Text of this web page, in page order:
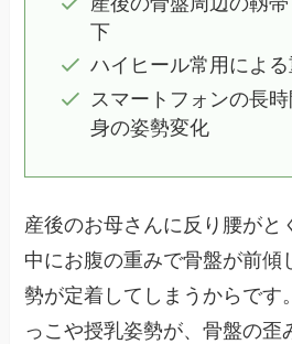
下
ハイヒール常用によ
スマートフォンの長
身の姿勢変化
産後のお母さんに反り腰がと
中にお腹の重みで骨盤が前傾
勢が定着してしまうからです
っこや授乳姿勢が、骨盤の歪